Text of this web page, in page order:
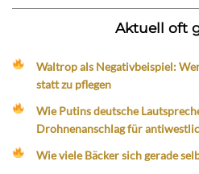
Aktuell oft
Waltrop als Negativbeispiel:
statt zu pflegen
Wie Putins deutsche
Drohnenanschlag für
Wie viele Bäcker sich gerade